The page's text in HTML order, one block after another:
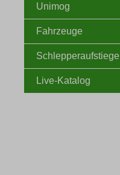
Unimog
Fahrzeuge
Schlepperaufstiege
Live-Katalog